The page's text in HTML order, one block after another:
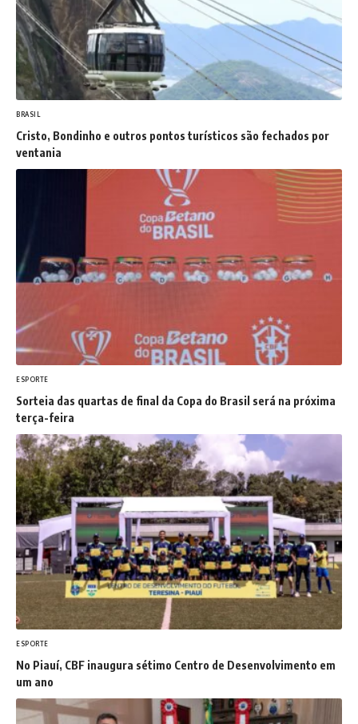
BRASIL
Cristo, Bondinho e outros pontos turísticos são fechados por
ventania
ESPORTE
Sorteia das quartas de final da Copa do Brasil será na próxima
terça-feira
ESPORTE
No Piauí, CBF inaugura sétimo Centro de Desenvolvimento em
um ano